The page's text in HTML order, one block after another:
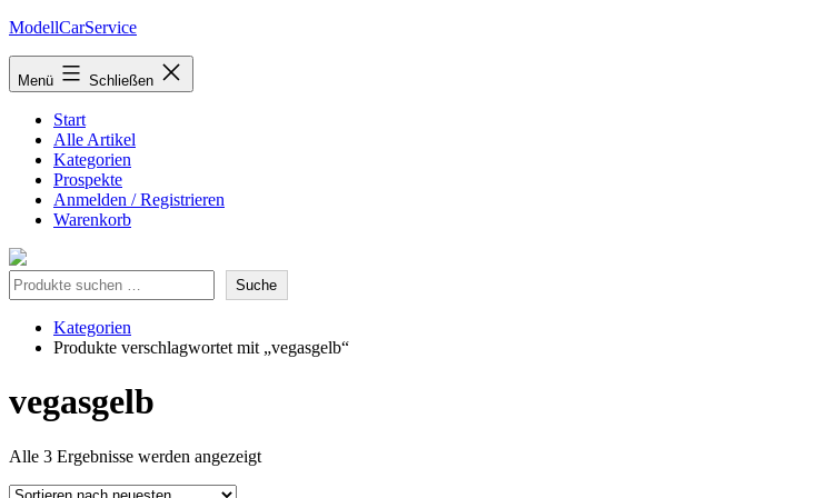
Zum
springen
ModellCarService
Menü Schließen
Start
Alle Artikel
Kategorien
Prospekte
Anmelden / Registrieren
Warenkorb
Suche Suche
Kategorien
Produkte verschlagwortet mit „vegasgelb“
vegasgelb
Alle 3 Ergebnisse werden angezeigtNach